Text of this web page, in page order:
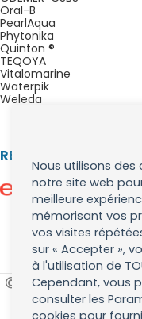
Oral-B
PearlAqua
Phytonika
Quinton ®
TEQOYA
Vitalomarine
Waterpik
Weleda
RETROUVEZ NOUS SUR :
Les brosses à
Nous utilisons des
notre site web
meilleure
mémorisant vos
vos visites
sur « Accepter »,
à l'utilisation de
Cependant, vous
consulter les